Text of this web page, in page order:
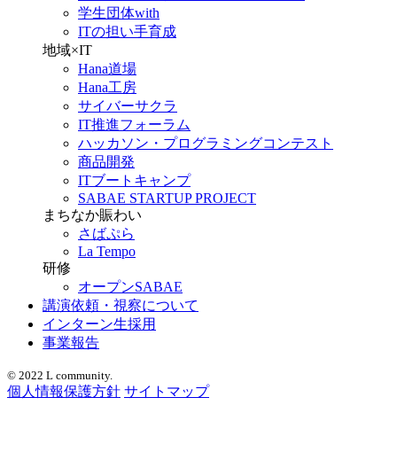
学生団体with
ITの担い手育成
地域×IT
Hana道場
Hana工房
サイバーサクラ
IT推進フォーラム
ハッカソン・プログラミングコンテスト
商品開発
ITブートキャンプ
SABAE STARTUP PROJECT
まちなか賑わい
さばぷら
La Tempo
研修
オープンSABAE
講演依頼・視察について
インターン生採用
事業報告
© 2022 L community.
個人情報保護方針 サイトマップ